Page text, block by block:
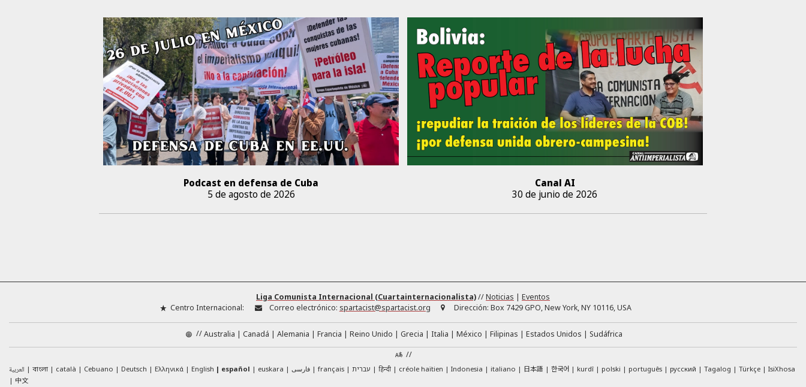
Podcast en defensa de Cuba
5 de agosto de 2026
Canal AI
30 de junio de 2026
Liga Comunista Internacional (Cuartainternacionalista)//Noticias | Eventos
Centro Internacional:
Correo electrónico: spartacist@spartacist.org Dirección: Box 7429 GPO, New York, NY 10116, USA
//Australia Canadá Alemania Francia Reino Unido Grecia Italia México Filipinas Estados Unidos Sudáfrica
//
العربية বাংলা català Cebuano Deutsch Ελληνικά English español euskara فارسی français עברית हिन्दी créole haïtien Indonesia italiano 日本語 한국어 kurdî polski português русский Tagalog Türkçe IsiXhosa
中文